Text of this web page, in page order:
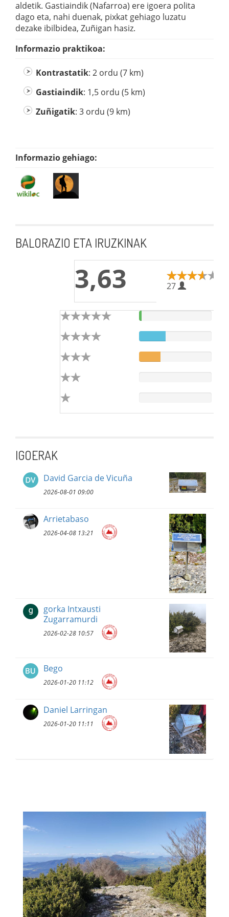
aldetik. Gastiaindik (Nafarroa) ere igoera polita
dago eta, nahi duenak, pixkat gehiago luzatu
dezake ibilbidea, Zuñigan hasiz.
Informazio praktikoa:
Kontrastatik: 2 ordu (7 km)
Gastiaindik: 1,5 ordu (5 km)
Zuñigatik: 3 ordu (9 km)
Informazio gehiago:
BALORAZIO ETA IRUZKINAK
3,63 27
IGOERAK
David Garcia de Vicuña
2026-08-01 09:00
Arrietabaso
2026-04-08 13:21
gorka Intxausti
Zugarramurdi
2026-02-28 10:57
Bego
2026-01-20 11:12
Daniel Larringan
2026-01-20 11:11